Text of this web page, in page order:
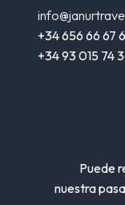
+34 656 66 67
+34 93 015 74
Puede
nuestra